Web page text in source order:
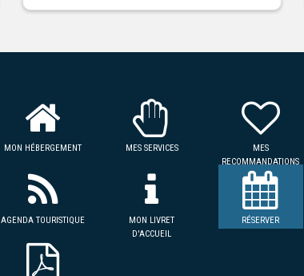
MON HÉBERGEMENT MES SERVICES
MES
RECOMMANDATIONS
AGENDA TOURISTIQUE
MON LIVRET
D'ACCUEIL
RÉSERVER